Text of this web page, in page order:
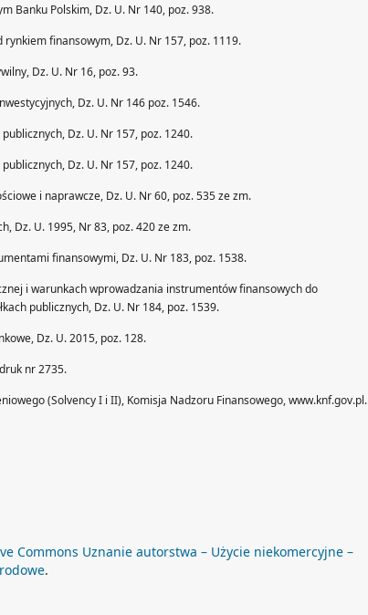
Banku Polskim, Dz. U. Nr 140, poz. 938.
finansowym, Dz. U. Nr 157, poz. 1119.
Dz. U. Nr 16, poz. 93.
Dz. U. Nr 146 poz. 1546.
Dz. U. Nr 157, poz. 1240.
Dz. U. Nr 157, poz. 1240.
i naprawcze, Dz. U. Nr 60, poz. 535 ze zm.
Dz. U. 1995, Nr 83, poz. 420 ze zm.
finansowymi, Dz. U. Nr 183, poz. 1538.
i warunkach wprowadzania instrumentów finansowych do
publicznych, Dz. U. Nr 184, poz. 1539.
Dz. U. 2015, poz. 128.
nr 2735.
(Solvency I i II), Komisja Nadzoru Finansowego, www.knf.gov.pl.
Commons Uznanie autorstwa – Użycie niekomercyjne –
.